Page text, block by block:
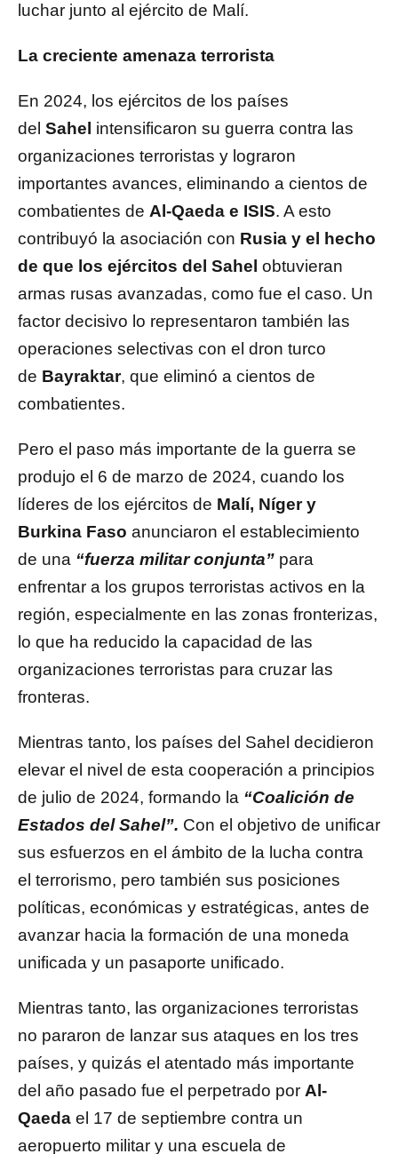
luchar junto al ejército de Malí.
La creciente amenaza terrorista
En 2024, los ejércitos de los países
del Sahel intensificaron su guerra contra las
organizaciones terroristas y lograron
importantes avances, eliminando a cientos de
combatientes de Al-Qaeda e ISIS. A esto
contribuyó la asociación con Rusia y el hecho
de que los ejércitos del Sahel obtuvieran
armas rusas avanzadas, como fue el caso. Un
factor decisivo lo representaron también las
operaciones selectivas con el dron turco
de Bayraktar, que eliminó a cientos de
combatientes.
Pero el paso más importante de la guerra se
produjo el 6 de marzo de 2024, cuando los
líderes de los ejércitos de Malí, Níger y
Burkina Faso anunciaron el establecimiento
de una “fuerza militar conjunta” para
enfrentar a los grupos terroristas activos en la
región, especialmente en las zonas fronterizas,
lo que ha reducido la capacidad de las
organizaciones terroristas para cruzar las
fronteras.
Mientras tanto, los países del Sahel decidieron
elevar el nivel de esta cooperación a principios
de julio de 2024, formando la “Coalición de
Estados del Sahel”. Con el objetivo de unificar
sus esfuerzos en el ámbito de la lucha contra
el terrorismo, pero también sus posiciones
políticas, económicas y estratégicas, antes de
avanzar hacia la formación de una moneda
unificada y un pasaporte unificado.
Mientras tanto, las organizaciones terroristas
no pararon de lanzar sus ataques en los tres
países, y quizás el atentado más importante
del año pasado fue el perpetrado por Al-
Qaeda el 17 de septiembre contra un
aeropuerto militar y una escuela de